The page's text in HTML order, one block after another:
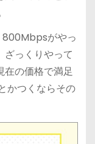
がやっ
ざっくりやって
在の価格で満足
かつくならその